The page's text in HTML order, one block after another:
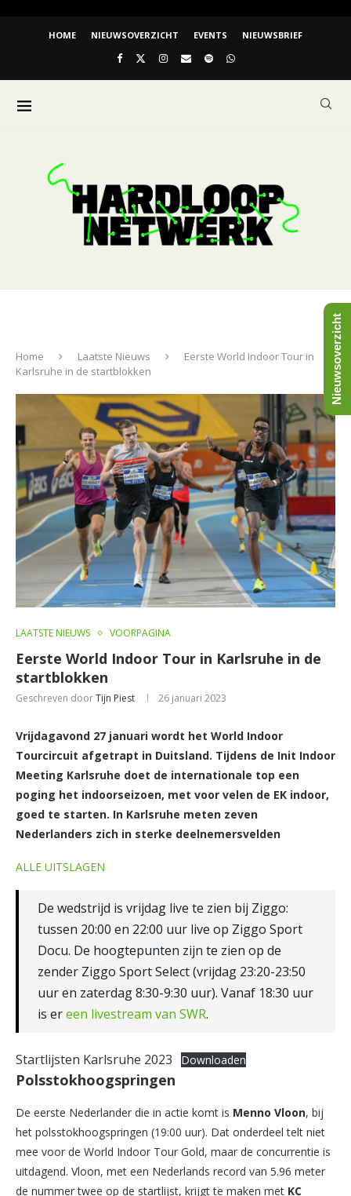
HOME NIEUWSOVERZICHT EVENTS NIEUWSBRIEF
Home Laatste Nieuws
Eerste World Indoor Tour in
Karlsruhe in de startblokken
LAATSTE NIEUWS VOORPAGINA
Eerste World Indoor Tour in Karlsruhe in de
startblokken
Geschreven doorTijn Piest 26 januari 2023
Vrijdagavond 27 januari wordt het World Indoor
Tourcircuit afgetrapt in Duitsland. Tijdens de Init Indoor
Meeting Karlsruhe doet de internationale top een
poging het indoorseizoen, met voor velen de EK indoor,
goed te starten. In Karlsruhe meten zeven
Nederlanders zich in sterke deelnemersvelden
ALLE UITSLAGEN
De wedstrijd is vrijdag live te zien bij Ziggo:
tussen 20:00 en 22:00 uur live op Ziggo Sport
Docu. De hoogtepunten zijn te zien op de
zender Ziggo Sport Select (vrijdag 23:20-23:50
uur en zaterdag 8:30-9:30 uur). Vanaf 18:30 uur
is ereen livestream van SWR.
Startlijsten Karlsruhe 2023 Downloaden
Polsstokhoogspringen
De eerste Nederlander die in actie komt is Menno Vloon, bij
het polsstokhoogspringen (19:00 uur). Dat onderdeel telt niet
mee voor de World Indoor Tour Gold, maar de concurrentie is
uitdagend. Vloon, met een Nederlands record van 5.96 meter
de nummer twee op de startlijst, krijgt te maken met KC
Nieuwsoverzicht